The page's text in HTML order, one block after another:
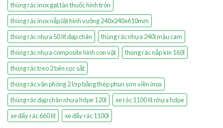
thùng rác inox gạt tàn thuốc hình tròn
thùng rác inox nắp lật hình vuông 240x240x610mm
thùng rác nhựa 50 lít đạp chân
thùng rác nhựa 240l màu cam
thùng rác nhựa composite hình con vật
thùng rác nắp kín 160l
thùng rác treo 2 bên cọc sắt
thùng rác văn phòng 2 lớp bằng thép phun sơn viền inox
thùng rác đạp chân nhựa hdpe 120l
xe rác 1100 lít nhựa hdpe
xe đẩy rác 660 lít
xe đẩy rác 1100l